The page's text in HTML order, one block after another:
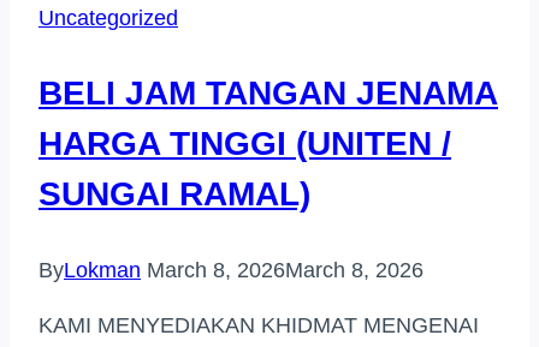
HARGA
(BANTING)
Uncategorized
BELI JAM TANGAN JENAMA
HARGA TINGGI (UNITEN /
SUNGAI RAMAL)
ByLokman March 8, 2026March 8, 2026
KAMI MENYEDIAKAN KHIDMAT MENGENAI